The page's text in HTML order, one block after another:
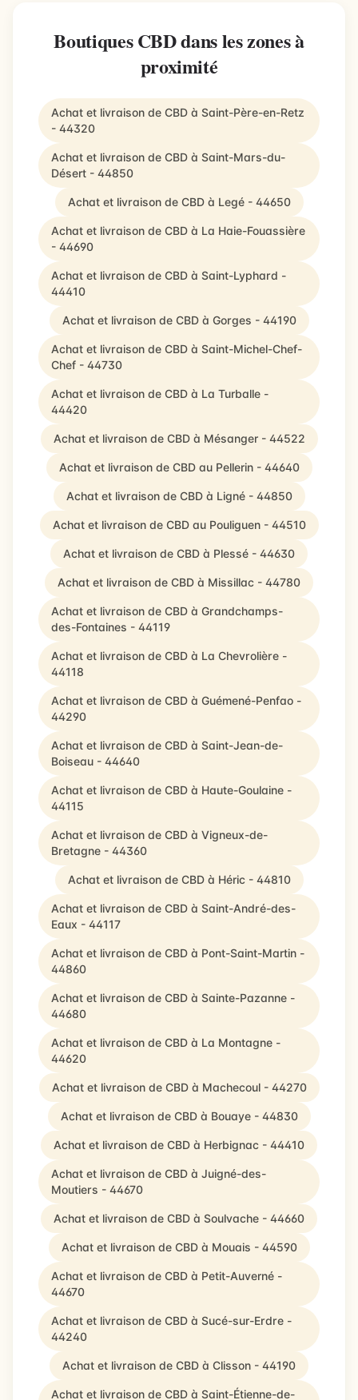
Boutiques CBD dans les zones à
proximité
Achat et livraison de CBD à Saint-Père-en-Retz
- 44320
Achat et livraison de CBD à Saint-Mars-du-
Désert - 44850
Achat et livraison de CBD à Legé - 44650
Achat et livraison de CBD à La Haie-Fouassière
- 44690
Achat et livraison de CBD à Saint-Lyphard -
44410
Achat et livraison de CBD à Gorges - 44190
Achat et livraison de CBD à Saint-Michel-Chef-
Chef - 44730
Achat et livraison de CBD à La Turballe -
44420
Achat et livraison de CBD à Mésanger - 44522
Achat et livraison de CBD au Pellerin - 44640
Achat et livraison de CBD à Ligné - 44850
Achat et livraison de CBD au Pouliguen - 44510
Achat et livraison de CBD à Plessé - 44630
Achat et livraison de CBD à Missillac - 44780
Achat et livraison de CBD à Grandchamps-
des-Fontaines - 44119
Achat et livraison de CBD à La Chevrolière -
44118
Achat et livraison de CBD à Guémené-Penfao -
44290
Achat et livraison de CBD à Saint-Jean-de-
Boiseau - 44640
Achat et livraison de CBD à Haute-Goulaine -
44115
Achat et livraison de CBD à Vigneux-de-
Bretagne - 44360
Achat et livraison de CBD à Héric - 44810
Achat et livraison de CBD à Saint-André-des-
Eaux - 44117
Achat et livraison de CBD à Pont-Saint-Martin -
44860
Achat et livraison de CBD à Sainte-Pazanne -
44680
Achat et livraison de CBD à La Montagne -
44620
Achat et livraison de CBD à Machecoul - 44270
Achat et livraison de CBD à Bouaye - 44830
Achat et livraison de CBD à Herbignac - 44410
Achat et livraison de CBD à Juigné-des-
Moutiers - 44670
Achat et livraison de CBD à Soulvache - 44660
Achat et livraison de CBD à Mouais - 44590
Achat et livraison de CBD à Petit-Auverné -
44670
Achat et livraison de CBD à Sucé-sur-Erdre -
44240
Achat et livraison de CBD à Clisson - 44190
Achat et livraison de CBD à Saint-Étienne-de-